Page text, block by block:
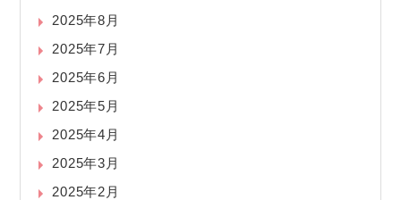
2025年8月
2025年7月
2025年6月
2025年5月
2025年4月
2025年3月
2025年2月